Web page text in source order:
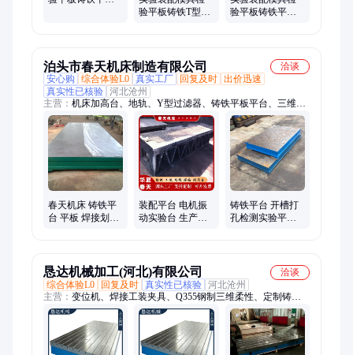
验平板铸铁T型槽
验平板铸铁平台
泊头市春天机床制造有限公司
洽谈
安心购
综合体验L0 真实工厂 回复及时 出价迅速
真实性已核验 河北沧州
主营： 机床加高台、地轨、Y型过滤器、铸铁平板平台、三维平
台、软密封闸阀、大型机床工作台、斜铁、铸铁件、铸铁弯板、
摇臂钻工作台、大底板、机床铸件、大理石平板、斜垫铁、闸
阀、振动测试台、机床垫铁、等高垫铁、等高块、铸造件、沟槽
阀门、止回阀
春天机床 铸铁平
台 平板 焊接划线
装配平台 电机振
动实验台 生产线
铸铁平台 开槽打
孔检测实验平台
恳达机械加工(河北)有限公司
洽谈
综合体验L0
回复及时 真实性已核验 河北沧州
主营： 变位机、焊接工装夹具、Q355钢制三维柔性、定制铸铁
平台、测量划线平台、柔性焊接平台、焊接装配灰铸铁平台、花
岗岩检验平台、多孔径柔性焊接平台、渗氮铸铁三维平台、大理
石平台、震动实验平台、铸铁平台、焊接平台、大理石方箱、渗